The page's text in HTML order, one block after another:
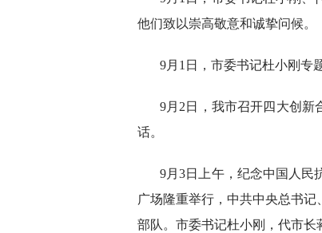
他们致以崇高敬意和诚挚问候。
9月1日，市委书记杜小刚专
9月2日，我市召开四大创新
话。
9月3日上午，纪念中国人民
广场隆重举行，中共中央总书
部队。市委书记杜小刚，代市